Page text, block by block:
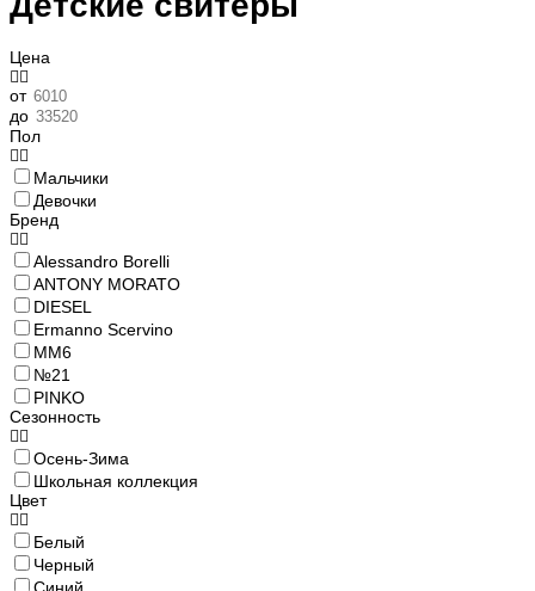
Цена
от
до
Пол
Мальчики
Девочки
Бренд
Alessandro Borelli
ANTONY MORATO
DIESEL
Ermanno Scervino
MM6
№21
PINKO
Сезонность
Осень-Зима
Школьная коллекция
Цвет
Белый
Черный
Синий